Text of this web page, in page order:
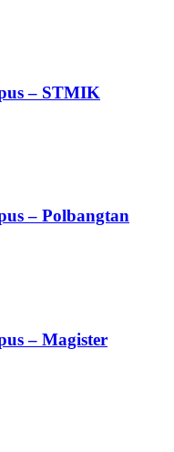
– STMIK
– Polbangtan
– Magister